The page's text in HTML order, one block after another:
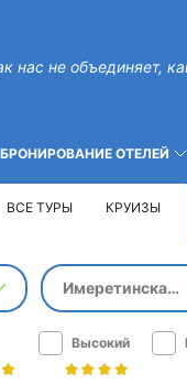
нас не объединяет,
БРОНИРОВАНИЕ ОТЕЛЕЙ
ВСЕ ТУРЫ КРУИЗЫ
Имеретинская бухта
Высокий